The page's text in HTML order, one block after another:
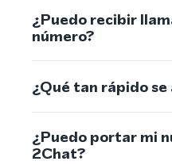
¿Puedo recibir
número?
¿Qué tan rápido
¿Puedo portar mi
2Chat?